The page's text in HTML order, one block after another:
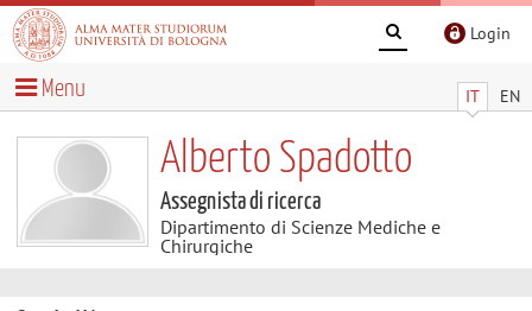
Login
IT EN
Menu
Alberto Spadotto
Assegnista di ricerca
Dipartimento di Scienze Mediche e
Chirurgiche